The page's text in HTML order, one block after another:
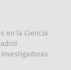
en la Ciencia